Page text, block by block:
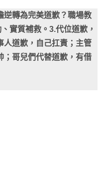
逆轉為完美道歉？職場教
實質補救。3.代位道歉，
人道歉，自己扛責；主管
；哥兒們代替道歉，有借